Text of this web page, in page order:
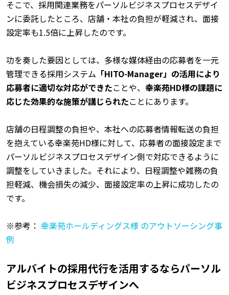
そこで、採用関連業務をパーソルビジネスプロセスデザイ
ンに委託したところ、店舗・本社の負担が軽減され、面接
設定率も1.5倍に上昇したのです。
功を奏した要因としては、多様な媒体経由の応募者を一元
管理できる採用システム 「HITO-Manager」の活用により
応募者に適切な対応ができたことや、 幸楽苑HD様の課題に
応じた効果的な施策が講じられたことにあります。
店舗の日程調整の負担や、本社への応募者情報転送の負担
を抱えている幸楽苑HD様に対して、応募者の面接設定まで
パーソルビジネスプロセスデザイン側で対応できるように
調整をしていきました。それにより、日程調整や雑務の負
担軽減、機会損失の減少、面接設定率の上昇に成功したの
です。
※参考： 幸楽苑ホールディングス様 のアウトソーシング事
例
アルバイトの採用代行を活用するならパーソル
ビジネスプロセスデザインへ